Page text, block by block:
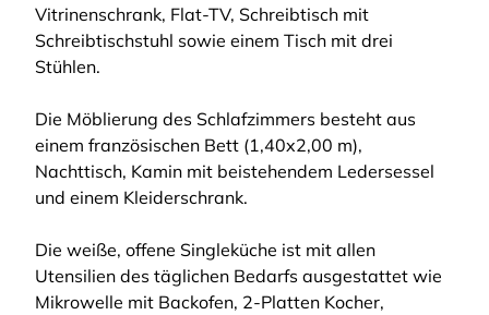
Vitrinenschrank, Flat-TV, Schreibtisch mit
Schreibtischstuhl sowie einem Tisch mit drei
Stühlen.
Die Möblierung des Schlafzimmers besteht aus
einem französischen Bett (1,40x2,00 m),
Nachttisch, Kamin mit beistehendem Ledersessel
und einem Kleiderschrank.
Die weiße, offene Singleküche ist mit allen
Utensilien des täglichen Bedarfs ausgestattet wie
Mikrowelle mit Backofen, 2-Platten Kocher,